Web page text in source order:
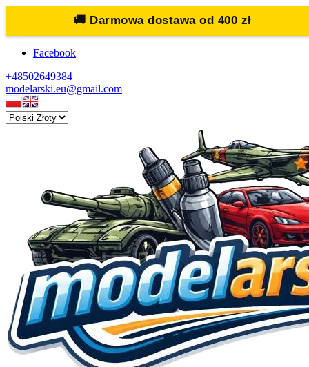
🚚 Darmowa dostawa od 400 zł
Facebook
+48502649384
modelarski.eu@gmail.com